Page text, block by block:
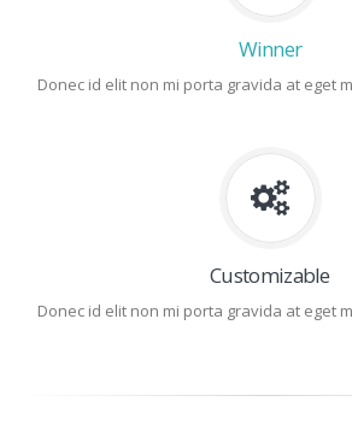
Winner
Donec id elit non mi porta gravida at eget
Customizable
Donec id elit non mi porta gravida at eget